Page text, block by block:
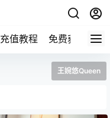
充值教程 免费获取积分
王婉悠Queen